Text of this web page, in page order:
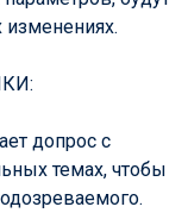
допрос с
темах, чтобы